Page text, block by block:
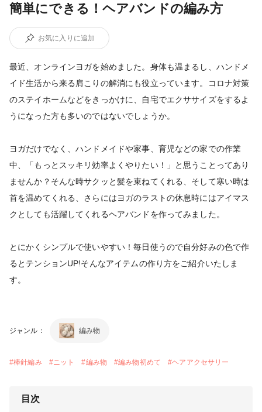
簡単にできる！ヘアバンドの編み方
お気に入りに追加
最近、オンラインヨガを始めました。身体も温まるし、ハンドメ
イド生活から来る肩こりの解消にも役立っています。コロナ対策
のステイホームなどをきっかけに、自宅でエクササイズをするよ
うになった方も多いのではないでしょうか。
ヨガだけでなく、ハンドメイドや家事、育児などの家での作業
中、「もっとスッキリ効率よくやりたい！」と思うことってあり
ませんか？そんな時サクッと髪を束ねてくれる、そして寒い時は
首を温めてくれる、さらにはヨガのラストの休息時にはアイマス
クとしても活躍してくれるヘアバンドを作ってみました。
とにかくシンプルで使いやすい！毎日使うので自分好みの色で作
るとテンションUP!そんなアイテムの作り方をご紹介いたしま
す。
ジャンル： 編み物
#棒針編み #ニット #編み物 #編み物初めて #ヘアアクセサリー
目次